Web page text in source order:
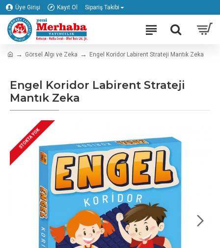
Üye Girişi Kayıt Ol Sipariş Takibi
Görsel Algı ve Zeka Engel Koridor Labirent Strateji Mantık Zeka
Engel Koridor Labirent Strateji
Mantık Zeka
STOKTA YOK